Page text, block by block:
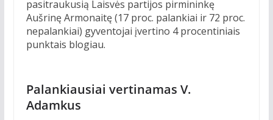
pasitraukusią Laisvės partijos pirmininkę
Aušrinę Armonaitę (17 proc. palankiai ir 72 proc.
nepalankiai) gyventojai įvertino 4 procentiniais
punktais blogiau.
Palankiausiai vertinamas V.
Adamkus